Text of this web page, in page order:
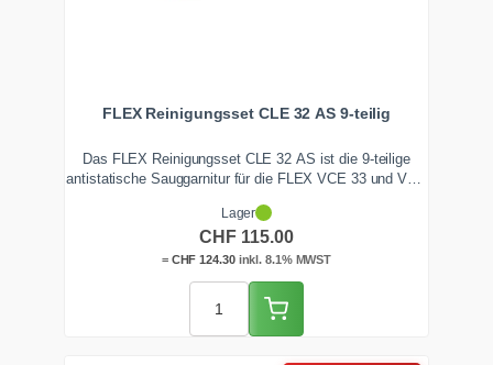
FLEX Reinigungsset CLE 32 AS 9-teilig
Das FLEX Reinigungsset CLE 32 AS ist die 9-teilige
antistatische Sauggarnitur für die FLEX VCE 33 und VCE
robusten INOX-Verlängerungsrohren und der Clip-
Bodendüse mit Wechseleinsätzen reinigst du Boden,
Fugen und Polster sicher im 32-mm-System.
Lager
CHF 115.00
= CHF 124.30inkl. 8.1% MWST